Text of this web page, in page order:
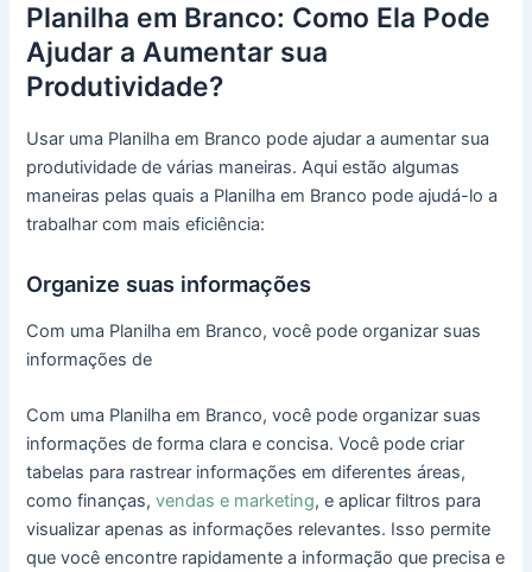
Planilha em Branco: Como Ela Pode
Ajudar a Aumentar sua
Produtividade?
Usar uma Planilha em Branco pode ajudar a aumentar sua
produtividade de várias maneiras. Aqui estão algumas
maneiras pelas quais a Planilha em Branco pode ajudá-lo a
trabalhar com mais eficiência:
Organize suas informações
Com uma Planilha em Branco, você pode organizar suas
informações de
Com uma Planilha em Branco, você pode organizar suas
informações de forma clara e concisa. Você pode criar
tabelas para rastrear informações em diferentes áreas,
como finanças,vendas e marketing, e aplicar filtros para
visualizar apenas as informações relevantes. Isso permite
que você encontre rapidamente a informação que precisa e